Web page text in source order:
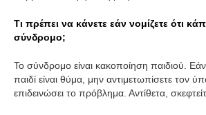
Τι πρέπει να κάνετε εάν νομίζετε ότι
σύνδρομο;
Το σύνδρομο είναι κακοποίηση παιδιού.
παιδί είναι θύμα, μην αντιμετωπίσετε τον
επιδεινώσει το πρόβλημα. Αντίθετα,